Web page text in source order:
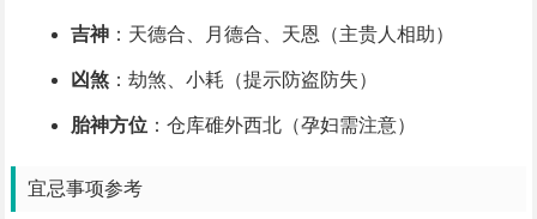
吉神：天德合、月德合、天恩（主贵人相助）
凶煞：劫煞、小耗（提示防盗防失）
胎神方位：仓库碓外西北（孕妇需注意）
宜忌事项参考